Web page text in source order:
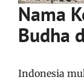
Nama
Budha
Indonesia